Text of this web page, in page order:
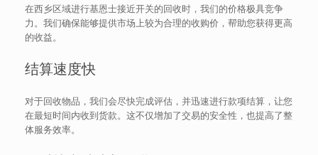
在西乡区域进行基恩士接近开关的回收时，我们的价格极具竞争
力。我们确保能够提供市场上较为合理的收购价，帮助您获得更高
的收益。
结算速度快
对于回收物品，我们会尽快完成评估，并迅速进行款项结算，让您
在最短时间内收到货款。这不仅增加了交易的安全性，也提高了整
体服务效率。